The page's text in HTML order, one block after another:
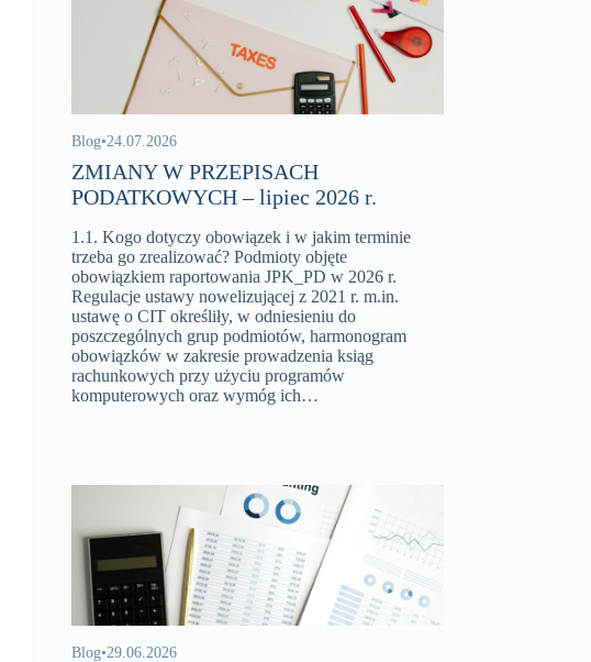
Blog•24.07.2026
ZMIANY W PRZEPISACH
PODATKOWYCH – lipiec 2026 r.
1.1. Kogo dotyczy obowiązek i w jakim terminie
trzeba go zrealizować? Podmioty objęte
obowiązkiem raportowania JPK_PD w 2026 r.
Regulacje ustawy nowelizującej z 2021 r. m.in.
ustawę o CIT określiły, w odniesieniu do
poszczególnych grup podmiotów, harmonogram
obowiązków w zakresie prowadzenia ksiąg
rachunkowych przy użyciu programów
komputerowych oraz wymóg ich…
Blog•29.06.2026